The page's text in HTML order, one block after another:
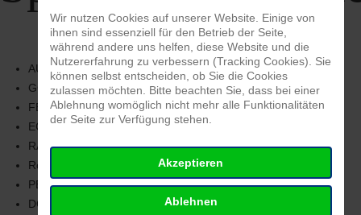
AUTOCAD Civil 3D
GGU Geotechnik / Geohydraulik Programme
FEFLOW (Grundwassermodelle 2D / 3D)
EGON (Berechnung von Brunnen u. Wärmepumpen)
RAMMS Rockfall 3D
Rockfall 7.1
PBS Statikprogramm
DC – Bodenmechanik
Wir nutzen Cookies auf unserer Website. Einige von
ihnen sind essenziell für den Betrieb der Seite,
während andere uns helfen, diese Website und die
Nutzererfahrung zu verbessern (Tracking Cookies). Sie
können selbst entscheiden, ob Sie die Cookies
zulassen möchten. Bitte beachten Sie, dass bei einer
Ablehnung womöglich nicht mehr alle Funktionalitäten
der Seite zur Verfügung stehen.
Akzeptieren
Ablehnen